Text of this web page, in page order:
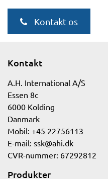
Kontakt os
Kontakt
A.H. International A/S
Essen 8c
6000 Kolding
Danmark
Mobil: +45 22756113
E-mail: ssk@ahi.dk
CVR-nummer: 67292812
Produkter